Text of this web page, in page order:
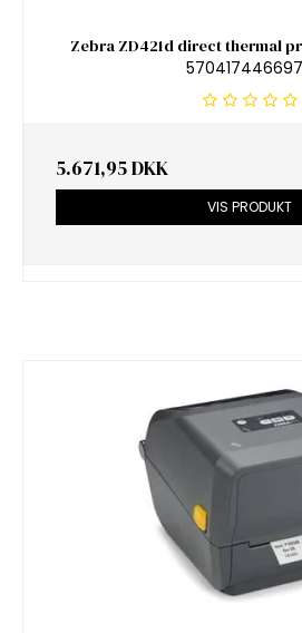
Zebra ZD421d direct thermal
5.671,95 DKK
VIS PRODUKT